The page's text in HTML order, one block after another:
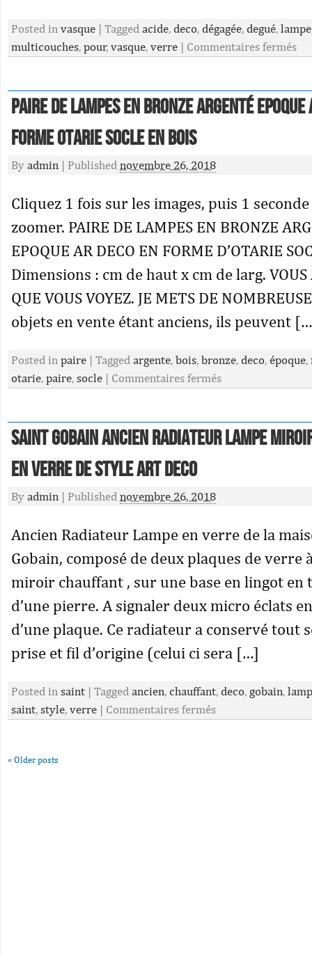
Posted in vasque | Tagged acide, deco, dégagée, degué, lampe
multicouches, pour, vasque, verre | Commentaires fermés
Paire De Lampes En Bronze Argenté Epoque
Forme Otarie Socle En Bois
By admin | Published novembre 26, 2018
Cliquez 1 fois sur les images, puis 1
zoomer. PAIRE DE LAMPES EN BRONZE
EPOQUE AR DECO EN FORME D’OTARIE
Dimensions : cm de haut x cm de larg. VOUS
QUE VOUS VOYEZ. JE METS DE
objets en vente étant anciens, ils peuvent
Posted in paire | Tagged argente, bois, bronze, deco, époque,
otarie, paire, socle | Commentaires fermés
Saint Gobain Ancien Radiateur Lampe
En Verre De Style Art Deco
By admin | Published novembre 26, 2018
Ancien Radiateur Lampe en verre de la
Gobain, composé de deux plaques de verre
miroir chauffant , sur une base en lingot en
d’une pierre. A signaler deux micro éclats
d’une plaque. Ce radiateur a conservé tout
prise et fil d’origine (celui ci sera […]
Posted in saint | Tagged ancien, chauffant, deco, gobain,
saint, style, verre | Commentaires fermés
« Older posts